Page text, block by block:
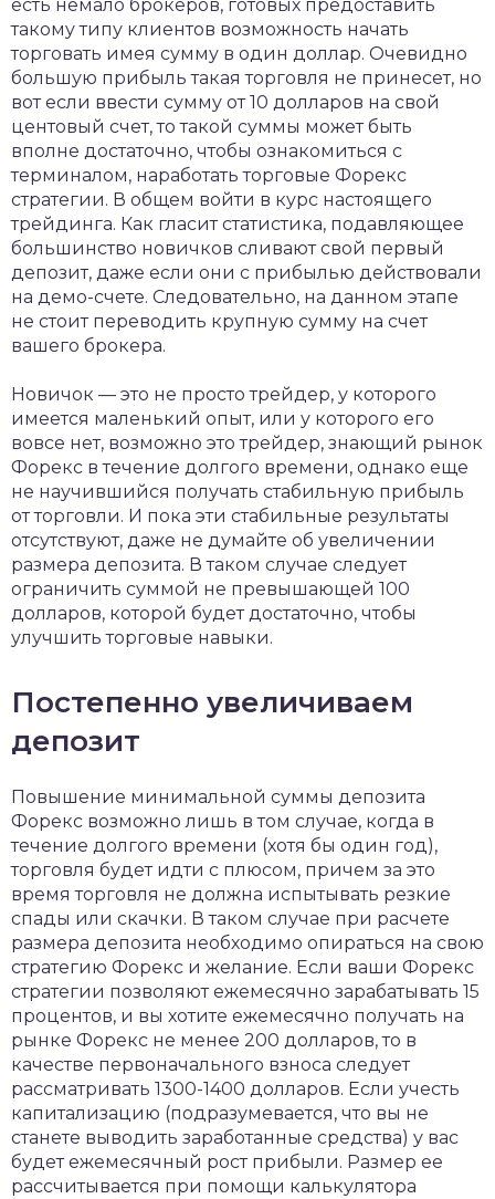
есть немало брокеров, готовых предоставить
такому типу клиентов возможность начать
торговать имея сумму в один доллар. Очевидно
большую прибыль такая торговля не принесет, но
вот если ввести сумму от 10 долларов на свой
центовый счет, то такой суммы может быть
вполне достаточно, чтобы ознакомиться с
терминалом, наработать торговые Форекс
стратегии. В общем войти в курс настоящего
трейдинга. Как гласит статистика, подавляющее
большинство новичков сливают свой первый
депозит, даже если они с прибылью действовали
на демо-счете. Следовательно, на данном этапе
не стоит переводить крупную сумму на счет
вашего брокера.
Новичок — это не просто трейдер, у которого
имеется маленький опыт, или у которого его
вовсе нет, возможно это трейдер, знающий рынок
Форекс в течение долгого времени, однако еще
не научившийся получать стабильную прибыль
от торговли. И пока эти стабильные результаты
отсутствуют, даже не думайте об увеличении
размера депозита. В таком случае следует
ограничить суммой не превышающей 100
долларов, которой будет достаточно, чтобы
улучшить торговые навыки.
Постепенно увеличиваем
депозит
Повышение минимальной суммы депозита
Форекс возможно лишь в том случае, когда в
течение долгого времени (хотя бы один год),
торговля будет идти с плюсом, причем за это
время торговля не должна испытывать резкие
спады или скачки. В таком случае при расчете
размера депозита необходимо опираться на свою
стратегию Форекс и желание. Если ваши Форекс
стратегии позволяют ежемесячно зарабатывать 15
процентов, и вы хотите ежемесячно получать на
рынке Форекс не менее 200 долларов, то в
качестве первоначального взноса следует
рассматривать 1300-1400 долларов. Если учесть
капитализацию (подразумевается, что вы не
станете выводить заработанные средства) у вас
будет ежемесячный рост прибыли. Размер ее
рассчитывается при помощи калькулятора